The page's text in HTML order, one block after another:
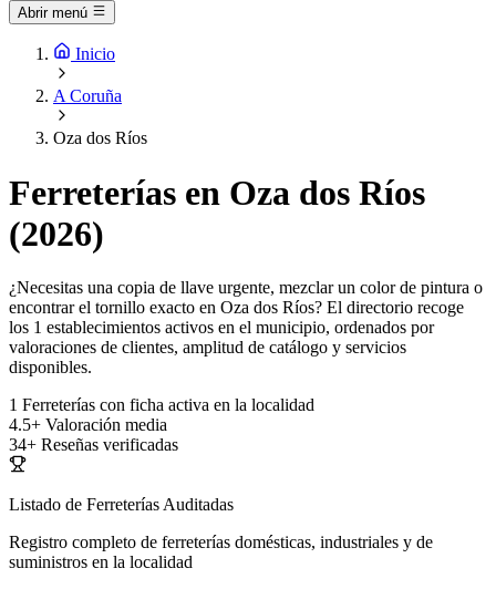
Abrir menú
Inicio
A Coruña
Oza dos Ríos
Ferreterías en Oza dos Ríos
(2026)
¿Necesitas una copia de llave urgente, mezclar un color de pintura o
encontrar el tornillo exacto en Oza dos Ríos? El directorio recoge
los 1 establecimientos activos en el municipio, ordenados por
valoraciones de clientes, amplitud de catálogo y servicios
disponibles.
1 Ferreterías con ficha activa en la localidad
4.5+ Valoración media
34+ Reseñas verificadas
Listado de Ferreterías Auditadas
Registro completo de ferreterías domésticas, industriales y de
suministros en la localidad